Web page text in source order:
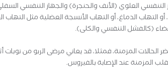
التنفسي العلوي (الأنف والحنجرة) والجهاز التنفسي
التهاب الدماغ، أو التهاب الأنسجة العضلية مثل التهاب
(كالفشل التنفسي والكلى).
الحالات المزمنة، فمثلا، قد يعاني مرضى الربو من نوبات
المزمنة عند الإصابة بالفيروس.